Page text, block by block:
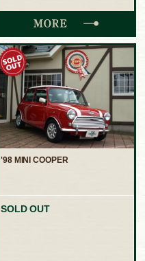
'98 MINI COOPER
SOLD OUT